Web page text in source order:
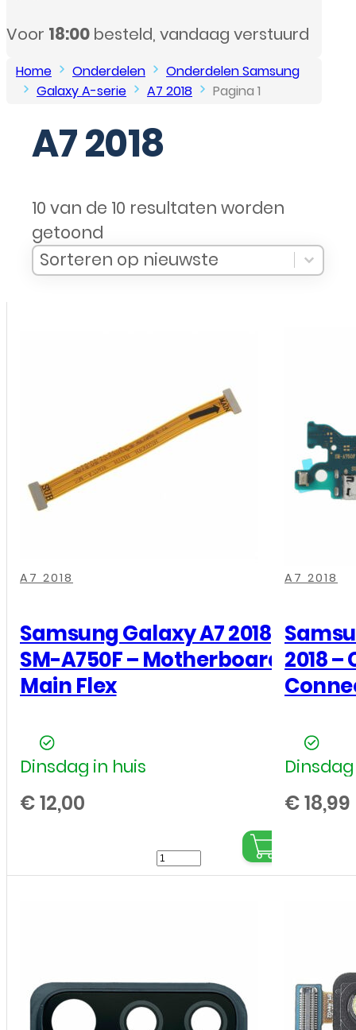
Voor 18:00 besteld, vandaag verstuurd
Home Onderdelen
Onderdelen Samsung
Galaxy A-serie
A7 2018 Pagina 1
A7 2018
10 van de 10 resultaten worden
getoond
Sort Products
Sort content
Sorteren op nieuwste
Sort content
A7 2018
Samsung Galaxy A7 2018
SM-A750F – Motherboard
Main Flex
Dinsdag in huis
€12,00
Samsung
Galaxy
A750F
-
A7 2018
2018
€18,99